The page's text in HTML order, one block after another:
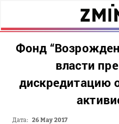
Фонд
власти
дискредитацию
Дата: 26 May 2017